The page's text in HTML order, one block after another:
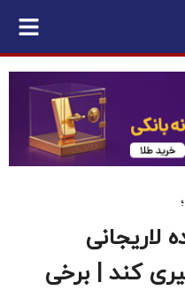
لاریجانی
کند | برخی